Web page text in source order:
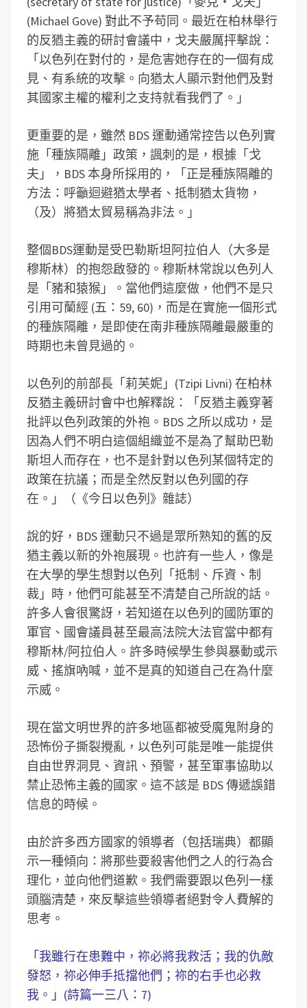
(Michael Gove) 對此不予苟同。最近在柏林舉行
的反猶主義的研討會議中，戈夫嚴厲抨擊說：
「以色列在對付的，是危害她存在的一個有成
見、有系統的攻擊。向猶太人顯示對他們及對
其國家主權的權利之支持就看我們了。」
更重要的是，雖然 BDS 運動通常控告以色列實
施「種族隔離」政策，諷刺的是，根據「戈
夫」，BDS 本身所採用的，「正是種族隔離的
方法：呼籲迴避猶太學者、抵制猶太貨物，
（及）將猶太貿易稱為非法。」
整個BDS運動是受巴勒斯坦阿拉伯人（大多是
穆斯林）的抱怨啟發的。穆斯林常說以色列人
是「豬和猿猴」。當他們這麼做，他們不是只
引用可蘭經 (五：59, 60)，而是在實施一個形式
的種族隔離，是即使在南非種族隔離最嚴重的
時期也未曾見過的。
以色列的前部長「莉芙妮」(Tzipi Livni) 在柏林
反猶主義研討會中也解釋說：「反猶主義穿著
批評以色列政策的外袍。BDS 之所以成功，是
因為人們不明白這個組織並不是為了幫助巴勒
斯坦人而存在，也不是針對以色列某個特定的
政策在抗議；而是全然反對以色列國的存
在。」（《今日以色列》雜誌）
說的好，BDS 運動只不過是眾所熟知的舊的反
猶主義以新的外袍展現。也許有一些人，像是
在大學的學生想對以色列「抵制、斥資、制
裁」時，他們可能甚至不清楚自己所說的話。
許多人會很驚訝，若知道在以色列的國防軍的
軍官、國會議員甚至最高法院大法官當中都有
穆斯林/阿拉伯人。許多時候學生參與暴動或示
威、搖旗吶喊，並不是真的知道自己在為什麼
示威。
現在當文明世界的許多地區都被受魔鬼附身的
恐怖份子撕裂攪亂，以色列可能是唯一能提供
自由世界洞見、資訊、預警，甚至軍事協助以
禁止恐怖主義的國家。這不該是 BDS 傳遞誤錯
信息的時候。
由於許多西方國家的領導者（包括瑞典）都顯
示一種傾向：將那些要殺害他們之人的行為合
理化，並向他們道歉。我們需要跟以色列一樣
頭腦清楚，來反擊這些領導者絕對令人費解的
思考。
「我雖行在患難中，祢必將我救活；我的仇敵
發怒，祢必伸手抵擋他們；祢的右手也必救
我。」(詩篇一三八：7)